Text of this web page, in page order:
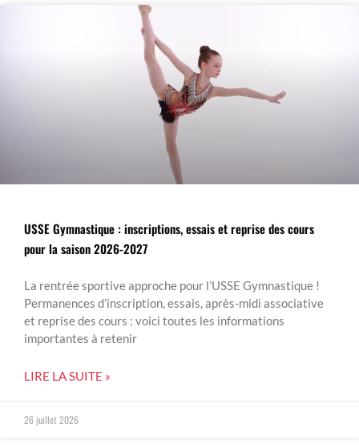
USSE Gymnastique : inscriptions, essais et reprise des cours
pour la saison 2026-2027
La rentrée sportive approche pour l’USSE Gymnastique !
Permanences d’inscription, essais, après-midi associative
et reprise des cours : voici toutes les informations
importantes à retenir
LIRE LA SUITE »
26 juillet 2026